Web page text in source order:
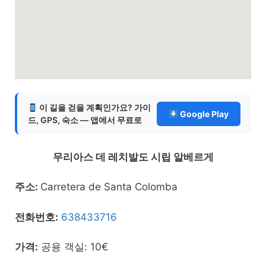
이 길을 걷을 계획인가요? 가이
드, GPS, 숙소 — 앱에서 무료로
Google Play
무리아스 데 레치발도 시립 알베르게
주소: Carretera de Santa Colomba
전화번호: 638433716
가격: 공용 객실: 10€